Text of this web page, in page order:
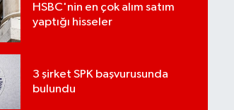
HSBC'nin en çok alım satım
yaptığı hisseler
3 şirket SPK başvurusunda
bulundu